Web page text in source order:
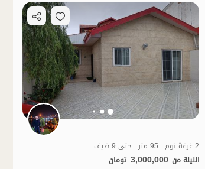
2 غرفة نوم . 95 متر . حتى 9 ضيف
الليلة من 3,000,000 تومان